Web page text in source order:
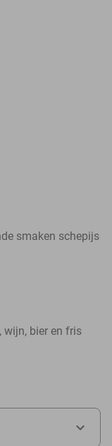
smaken schepijs
wijn, bier en fris